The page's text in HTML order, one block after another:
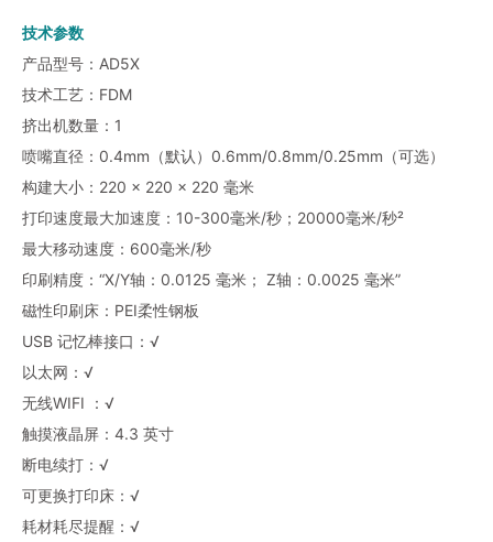
技术参数
产品型号：AD5X
技术工艺：FDM
挤出机数量：1
喷嘴直径：0.4mm（默认）0.6mm/0.8mm/0.25mm（可选）
构建大小：220 × 220 × 220 毫米
打印速度最大加速度：10-300毫米/秒；20000毫米/秒²
最大移动速度：600毫米/秒
印刷精度：“X/Y轴：0.0125 毫米； Z轴：0.0025 毫米”
磁性印刷床：PEI柔性钢板
USB 记忆棒接口：√
以太网：√
无线WIFI ：√
触摸液晶屏：4.3 英寸
断电续打：√
可更换打印床：√
耗材耗尽提醒：√